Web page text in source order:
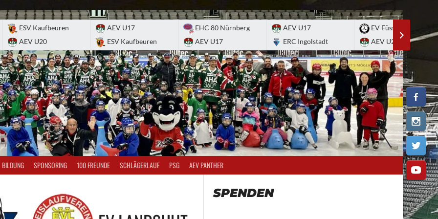
ESV Kaufbeuren
AEV U20
AEV U17
ESV Kaufbeuren
EHC 80 Nürnberg
AEV U17
AEV U17
ERC Ingolstadt
EV Füssen
AEV U20
BILDUNG SPONSORING 100 FREUNDE SCHLÄGERLAUF PSG AEV PANTHER
SPENDEN